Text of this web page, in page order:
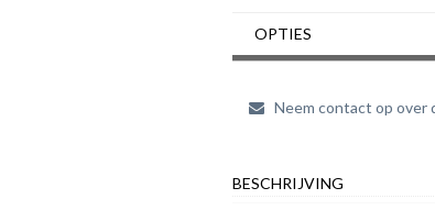
OPTIES
Neem contact op over
BESCHRIJVING